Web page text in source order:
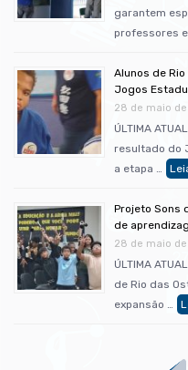
garantem
professores
Alunos de
Jogos
28 de maio
ÚLTIMA
resultado do
a etapa …
Projeto Sons
de
28 de maio
ÚLTIMA
de Rio das
expansão …